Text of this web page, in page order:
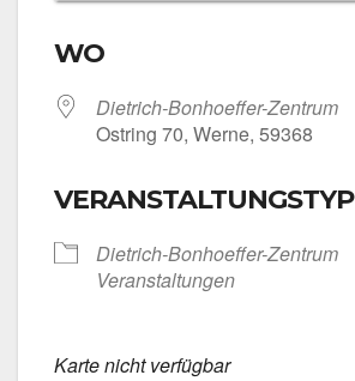
WO
Dietrich-Bonhoeffer-Zentrum
Ost­ring 70, Wer­ne, 59368
VERANSTALTUNGSTYP
Dietrich-Bonhoeffer-Zentrum
Ver­an­stal­tun­gen
Kar­te nicht ver­füg­bar